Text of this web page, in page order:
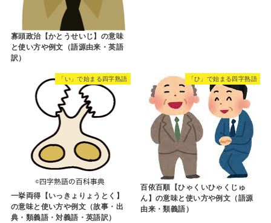
寡頭政治【かとうせいじ】の意味
と使い方や例文（語源由来・英語
訳）
「い」で始まる四字熟語
一挙両得【いっきょりょうとく】
の意味と使い方や例文（故事・出
典・類義語・対義語・英語訳）
「ひ」で始まる四字熟語
百依百順【ひゃくいひゃくじゅ
ん】の意味と使い方や例文（語源
由来・類義語）